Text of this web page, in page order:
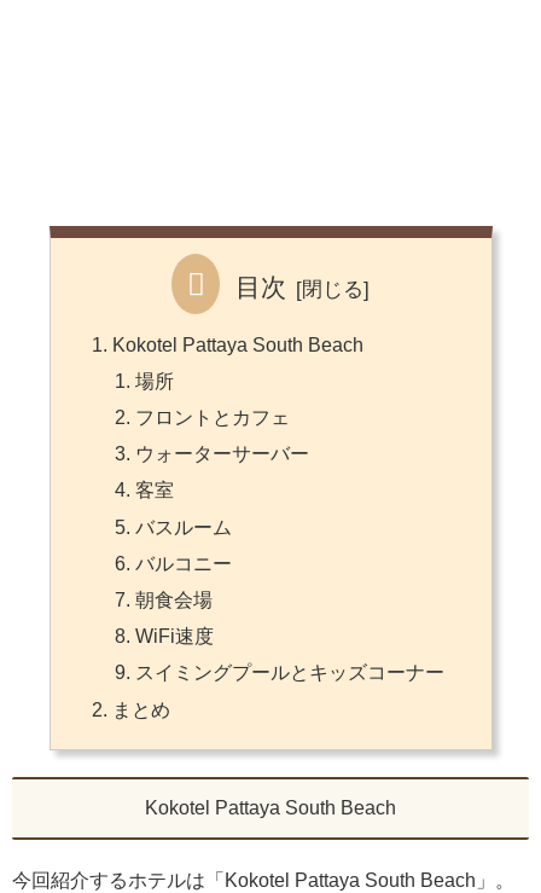
目次
Kokotel Pattaya South Beach
場所
フロントとカフェ
ウォーターサーバー
客室
バスルーム
バルコニー
朝食会場
WiFi速度
スイミングプールとキッズコーナー
まとめ
Kokotel Pattaya South Beach
今回紹介するホテルは「Kokotel Pattaya South Beach」。